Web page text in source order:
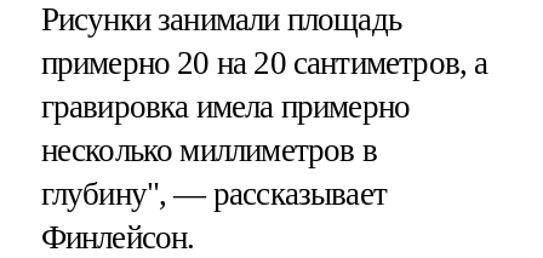
Рисунки занимали площадь
примерно 20 на 20 сантиметров, а
гравировка имела примерно
несколько миллиметров в
глубину", — рассказывает
Финлейсон.